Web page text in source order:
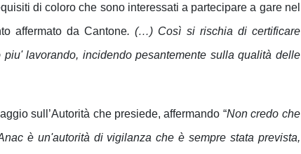
di coloro che sono interessati a partecipare a gare nel
affermato da Cantone. (…) Così si rischia di certificare
lavorando, incidendo pesantemente sulla qualità delle
sull’Autorità che presiede, affermando “Non credo che
è un'autorità di vigilanza che è sempre stata prevista,